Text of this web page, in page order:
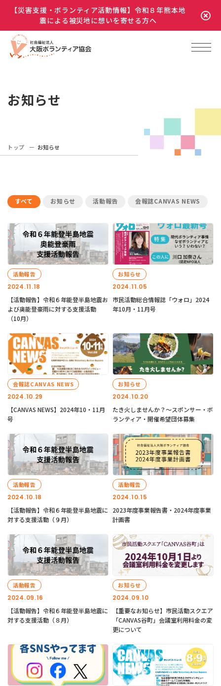
【災害支援・ボランティア活動情報】令和８年熊本地
震による被災地に想いを寄せる方へ
お知らせ
トップ お知らせ
すべて お知らせ 活動報告 会報誌CANVAS NEWS
2024.11.18
活動報告
【活動報告】令和６年能登半島地震お
よび奥能登豪雨に対する支援活動
（10月）
2024.11.05
お知らせ
市民活動総合情報誌「ウォロ」2024
年10月・11月号
2024.10.29
会報誌CANVAS NEWS
【CANVAS NEWS】2024年10・11月
号
2024.10.20
お知らせ
たき火しませんか？～スポンサー・ボ
ランティア・開催希望団体募集
2024.10.18
活動報告
【活動報告】令和６年能登半島地震に
対する支援活動（９月）
2024.10.15
活動報告
2023年度事業報告書・2024年度事業
計画書
2024.09.16
活動報告
【活動報告】令和６年能登半島地震に
対する支援活動（８月）
2024.09.10
お知らせ
【重要なお知らせ】市民活動スクエア
「CANVAS谷町」会議室利用料金の変
更について